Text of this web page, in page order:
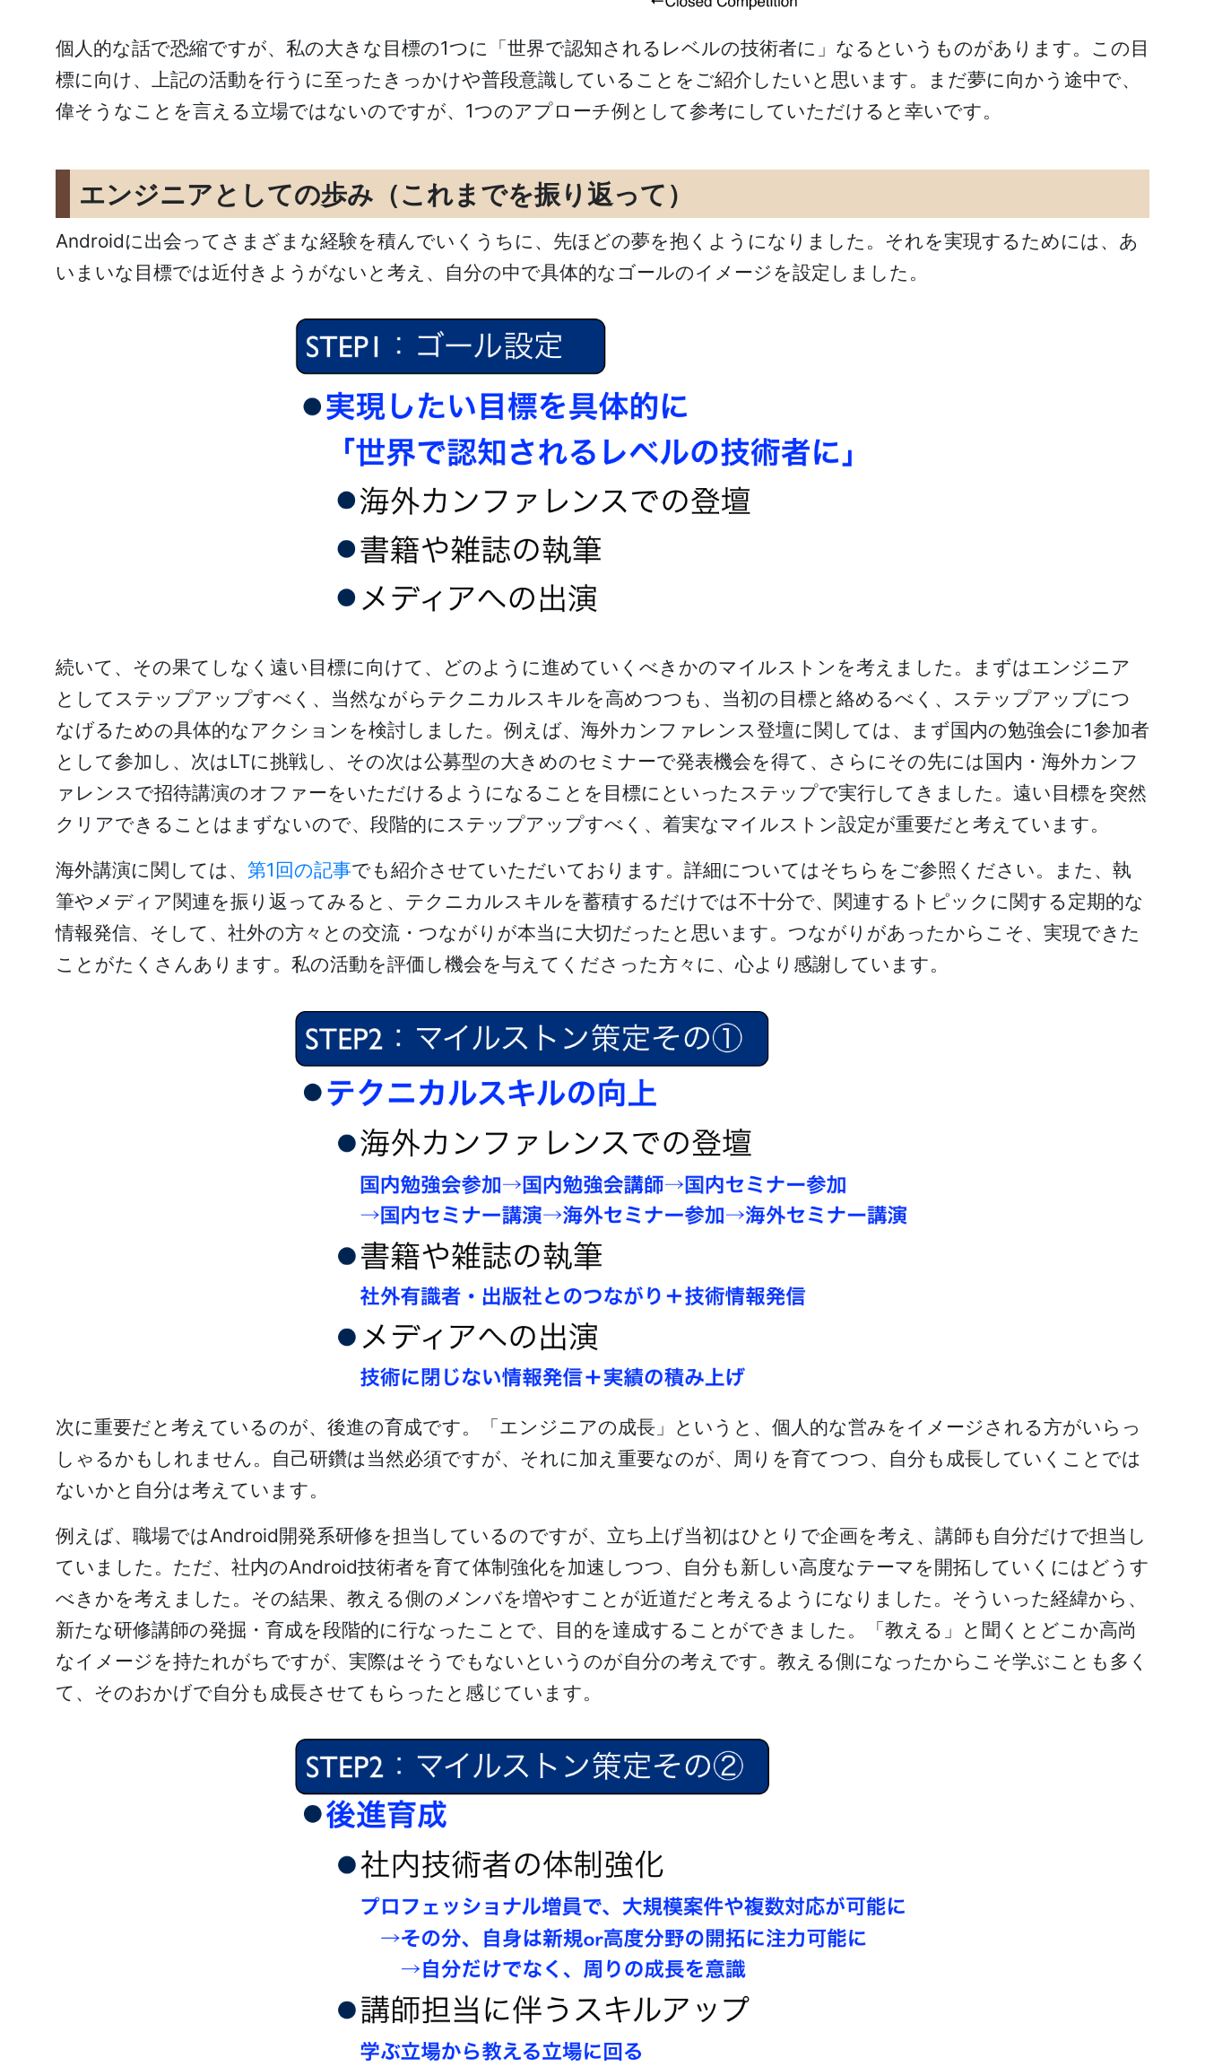
個人的な話で恐縮ですが、私の大きな目標の1つに「世界で認知されるレベルの技術者に」なるというものがあります。この目
標に向け、上記の活動を行うに至ったきっかけや普段意識していることをご紹介したいと思います。まだ夢に向かう途中で、
偉そうなことを言える立場ではないのですが、1つのアプローチ例として参考にしていただけると幸いです。
エンジニアとしての歩み（これまでを振り返って）
Androidに出会ってさまざまな経験を積んでいくうちに、先ほどの夢を抱くようになりました。それを実現するためには、あ
いまいな目標では近付きようがないと考え、自分の中で具体的なゴールのイメージを設定しました。
続いて、その果てしなく遠い目標に向けて、どのように進めていくべきかのマイルストンを考えました。まずはエンジニア
としてステップアップすべく、当然ながらテクニカルスキルを高めつつも、当初の目標と絡めるべく、ステップアップにつ
なげるための具体的なアクションを検討しました。例えば、海外カンファレンス登壇に関しては、まず国内の勉強会に1参加者
として参加し、次はLTに挑戦し、その次は公募型の大きめのセミナーで発表機会を得て、さらにその先には国内・海外カンフ
ァレンスで招待講演のオファーをいただけるようになることを目標にといったステップで実行してきました。遠い目標を突然
クリアできることはまずないので、段階的にステップアップすべく、着実なマイルストン設定が重要だと考えています。
海外講演に関しては、 第1回の記事でも紹介させていただいております。詳細についてはそちらをご参照ください。また、執
筆やメディア関連を振り返ってみると、テクニカルスキルを蓄積するだけでは不十分で、関連するトピックに関する定期的な
情報発信、そして、社外の方々との交流・つながりが本当に大切だったと思います。つながりがあったからこそ、実現できた
ことがたくさんあります。私の活動を評価し機会を与えてくださった方々に、心より感謝しています。
次に重要だと考えているのが、後進の育成です。「エンジニアの成長」というと、個人的な営みをイメージされる方がいらっ
しゃるかもしれません。自己研鑽は当然必須ですが、それに加え重要なのが、周りを育てつつ、自分も成長していくことでは
ないかと自分は考えています。
例えば、職場ではAndroid開発系研修を担当しているのですが、立ち上げ当初はひとりで企画を考え、講師も自分だけで担当し
ていました。ただ、社内のAndroid技術者を育て体制強化を加速しつつ、自分も新しい高度なテーマを開拓していくにはどうす
べきかを考えました。その結果、教える側のメンバを増やすことが近道だと考えるようになりました。そういった経緯から、
新たな研修講師の発掘・育成を段階的に行なったことで、目的を達成することができました。「教える」と聞くとどこか高尚
なイメージを持たれがちですが、実際はそうでもないというのが自分の考えです。教える側になったからこそ学ぶことも多く
て、そのおかげで自分も成長させてもらったと感じています。